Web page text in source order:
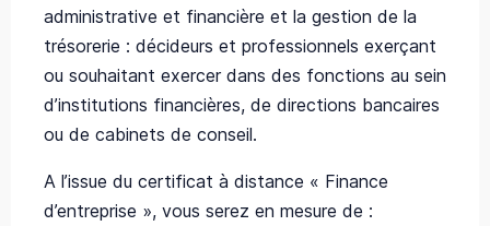
administrative et financière et la gestion de la
trésorerie : décideurs et professionnels exerçant
ou souhaitant exercer dans des fonctions au sein
d’institutions financières, de directions bancaires
ou de cabinets de conseil.
A l’issue du certificat à distance « Finance
d’entreprise », vous serez en mesure de :